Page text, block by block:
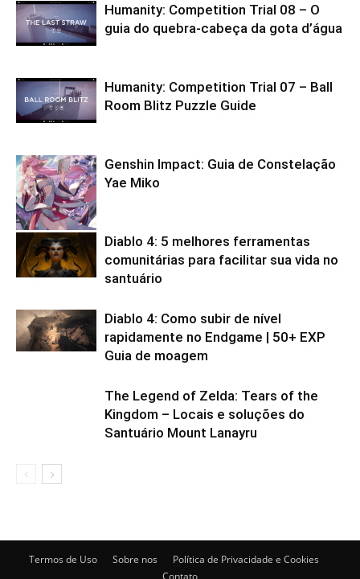
Humanity: Competition Trial 08 – O
guia do quebra-cabeça da gota d’água
Humanity: Competition Trial 07 – Ball
Room Blitz Puzzle Guide
Genshin Impact: Guia de Constelação
Yae Miko
Diablo 4: 5 melhores ferramentas
comunitárias para facilitar sua vida no
santuário
Diablo 4: Como subir de nível
rapidamente no Endgame | 50+ EXP
Guia de moagem
The Legend of Zelda: Tears of the
Kingdom – Locais e soluções do
Santuário Mount Lanayru
Termos de Uso Sobre nos
Política de Privacidade e Cookies
Contato